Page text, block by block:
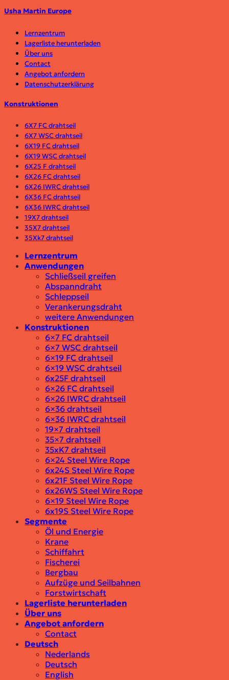
Usha Martin Europe
Lernzentrum
Lagerliste herunterladen
Über uns
Contact
Angebot anfordern
Datenschutzerklärung
Konstruktionen
6X7 FC drahtseil
6X7 WSC drahtseil
6X19 FCdrahtseil
6X19 WSC drahtseil
6X25 F drahtseil
6X26 FC drahtseil
6X26 IWRCdrahtseil
6X36 FCdrahtseil
6X36 IWRC drahtseil
19X7drahtseil
35X7drahtseil
35Xk7drahtseil
Lernzentrum
Anwendungen
Schließseil greifen
Abspanndraht
Schleppseil
Verankerungsdraht
weitere Anwendungen
Konstruktionen
6×7 FC drahtseil
6×7 WSC drahtseil
6×19 FC drahtseil
6×19 WSC drahtseil
6x25F drahtseil
6×26 FC drahtseil
6×26 IWRC drahtseil
6×36 drahtseil
6×36 IWRC drahtseil
19×7 drahtseil
35×7 drahtseil
35xK7 drahtseil
6×24 Steel Wire Rope
6x24S Steel Wire Rope
6x21F Steel Wire Rope
6x26WS Steel Wire Rope
6×19 Steel Wire Rope
6x19S Steel Wire Rope
Segmente
Öl und Energie
Krane
Schiffahrt
Fischerei
Bergbau
Aufzüge und Seilbahnen
Forstwirtschaft
Lagerliste herunterladen
Über uns
Angebot anfordern
Contact
Deutsch
Nederlands
Deutsch
English